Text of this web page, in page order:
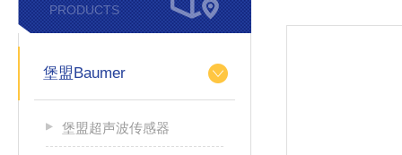
PRODUCTS
堡盟Baumer
堡盟超声波传感器